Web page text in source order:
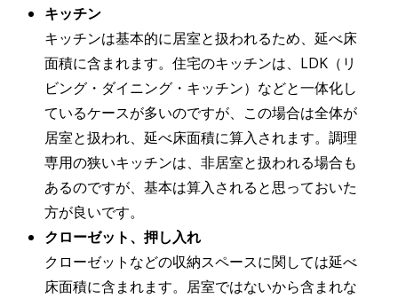
キッチン
キッチンは基本的に居室と扱われるため、延べ床
面積に含まれます。住宅のキッチンは、LDK（リ
ビング・ダイニング・キッチン）などと一体化し
ているケースが多いのですが、この場合は全体が
居室と扱われ、延べ床面積に算入されます。調理
専用の狭いキッチンは、非居室と扱われる場合も
あるのですが、基本は算入されると思っておいた
方が良いです。
クローゼット、押し入れ
クローゼットなどの収納スペースに関しては延べ
床面積に含まれます。居室ではないから含まれな